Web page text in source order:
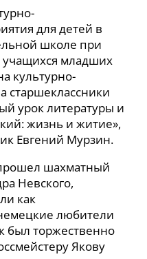
для детей в
школе при
учащихся младших
культурно-
старшеклассники
урок литературы и
жизнь и житие»,
Евгений Мурзин.
шахматный
Невского,
как
любители
был торжественно
Якову